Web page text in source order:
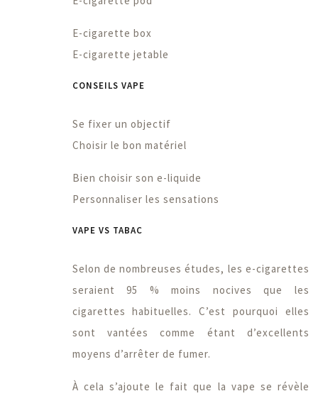
E-cigarette box
E-cigarette jetable
CONSEILS VAPE
Se fixer un objectif
Choisir le bon matériel
Bien choisir son e-liquide
Personnaliser les sensations
VAPE VS TABAC
Selon de nombreuses études, les e-cigarettes
seraient 95 % moins nocives que les
cigarettes habituelles. C’est pourquoi elles
sont vantées comme étant d’excellents
moyens d’arrêter de fumer.
À cela s’ajoute le fait que la vape se révèle